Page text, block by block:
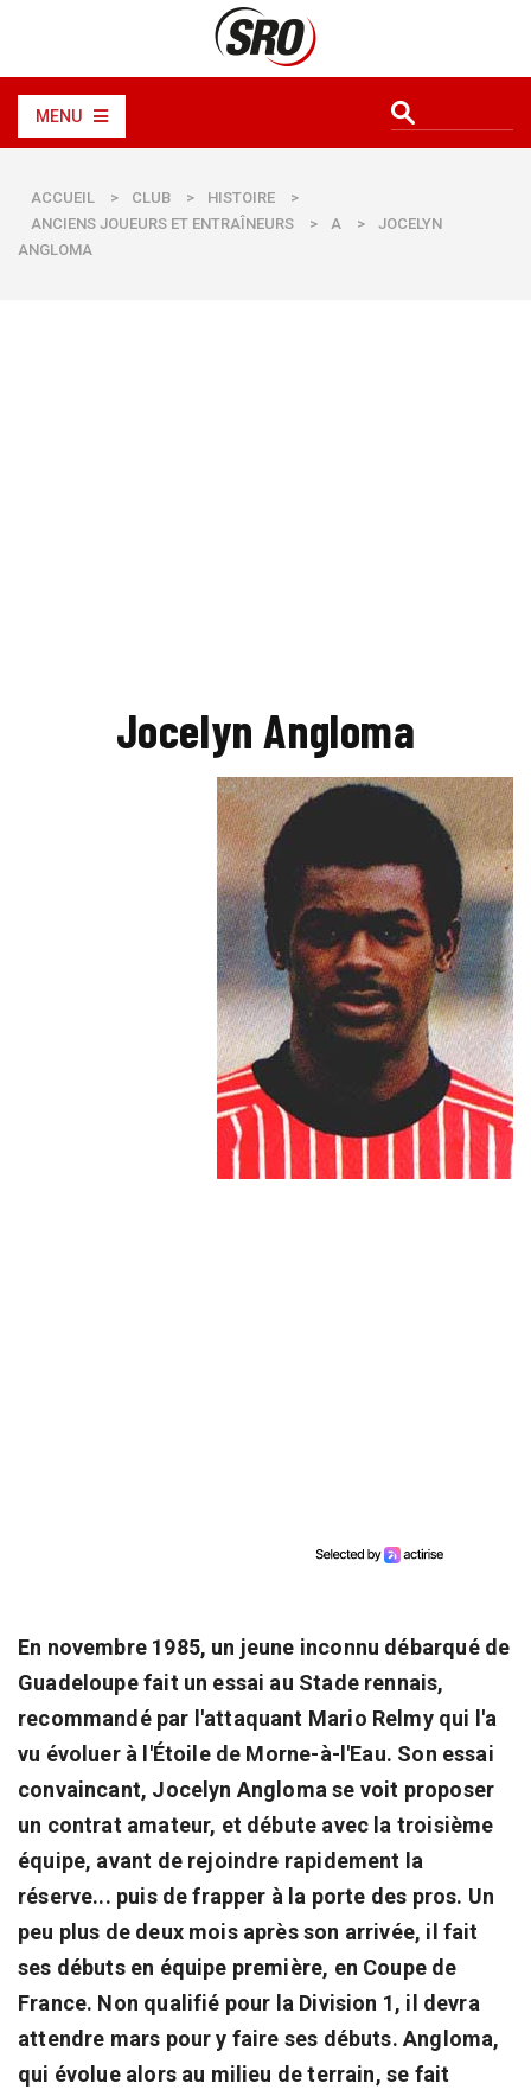
MENU
ACCUEIL > CLUB > HISTOIRE
>
ANCIENS JOUEURS ET ENTRAÎNEURS
> A >
JOCELYN
ANGLOMA
Jocelyn Angloma
En novembre 1985, un jeune inconnu débarqué de
Guadeloupe fait un essai au Stade rennais,
recommandé par l'attaquant Mario Relmy qui l'a
vu évoluer à l'Étoile de Morne-à-l'Eau. Son essai
convaincant, Jocelyn Angloma se voit proposer
un contrat amateur, et débute avec la troisième
équipe, avant de rejoindre rapidement la
réserve... puis de frapper à la porte des pros. Un
peu plus de deux mois après son arrivée, il fait
ses débuts en équipe première, en Coupe de
France. Non qualifié pour la Division 1, il devra
attendre mars pour y faire ses débuts. Angloma,
qui évolue alors au milieu de terrain, se fait